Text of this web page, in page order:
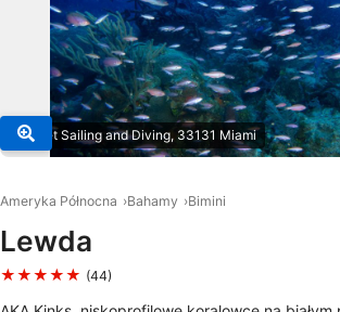
© Juliet Sailing and Diving, 33131 Miami
Ameryka Północna Bahamy Bimini
Lewda
★★★★★ (44)